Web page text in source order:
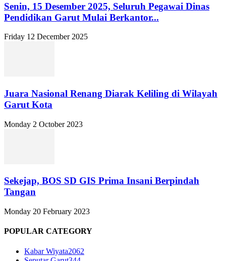
Senin, 15 Desember 2025, Seluruh Pegawai Dinas
Pendidikan Garut Mulai Berkantor...
Friday 12 December 2025
Juara Nasional Renang Diarak Keliling di Wilayah
Garut Kota
Monday 2 October 2023
Sekejap, BOS SD GIS Prima Insani Berpindah
Tangan
Monday 20 February 2023
POPULAR CATEGORY
Kabar Wiyata2062